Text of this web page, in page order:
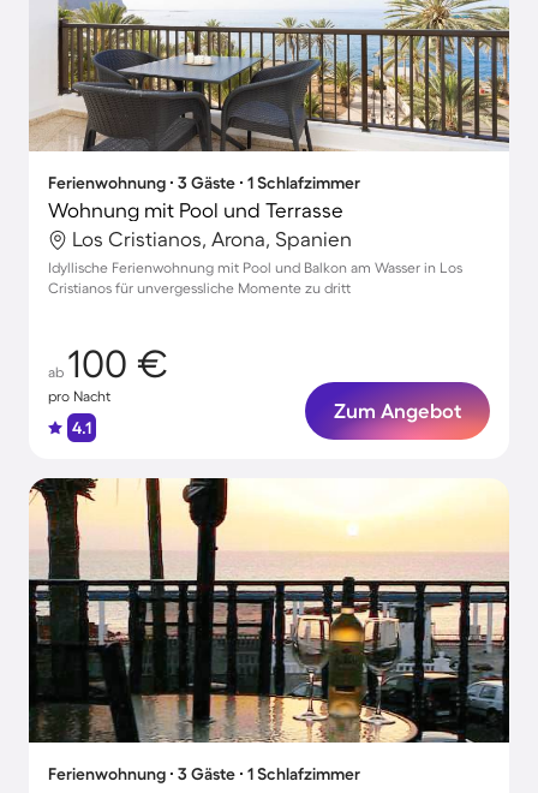
Ferienwohnung ∙ 3 Gäste ∙ 1 Schlafzimmer
Wohnung mit Pool und Terrasse
Los Cristianos, Arona, Spanien
Idyllische Ferienwohnung mit Pool und Balkon am Wasser in Los
Cristianos für unvergessliche Momente zu dritt
ab 100 €
pro Nacht
4.1
Zum Angebot
Ferienwohnung ∙ 3 Gäste ∙ 1 Schlafzimmer